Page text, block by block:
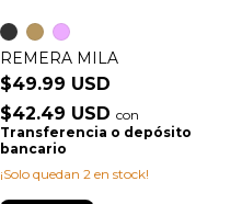
REMERA MILA
$49.99 USD
$42.49 USD con
Transferencia o depósito
bancario
¡Solo quedan 2en stock!